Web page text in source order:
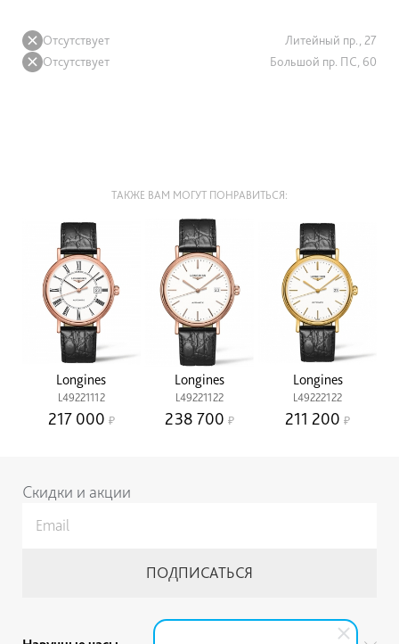
Отсутствует
Литейный пр., 27
Отсутствует
Большой пр. ПС, 60
ТАКЖЕ ВАМ МОГУТ ПОНРАВИТЬСЯ:
Longines
L49221112
217 000
Longines
L49221122
238 700
Longines
L49222122
211 200
Скидки и акции